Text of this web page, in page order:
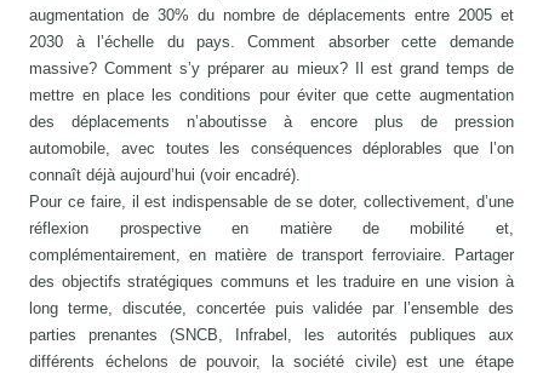
augmentation de 30% du nombre de déplacements entre 2005 et
2030 à l’échelle du pays. Comment absorber cette demande
massive? Comment s’y préparer au mieux? Il est grand temps de
mettre en place les conditions pour éviter que cette augmentation
des déplacements n’aboutisse à encore plus de pression
automobile, avec toutes les conséquences déplorables que l’on
connaît déjà aujourd’hui (voir encadré).
Pour ce faire, il est indispensable de se doter, collectivement, d’une
réflexion prospective en matière de mobilité et,
complémentairement, en matière de transport ferroviaire. Partager
des objectifs stratégiques communs et les traduire en une vision à
long terme, discutée, concertée puis validée par l’ensemble des
parties prenantes (SNCB, Infrabel, les autorités publiques aux
différents échelons de pouvoir, la société civile) est une étape